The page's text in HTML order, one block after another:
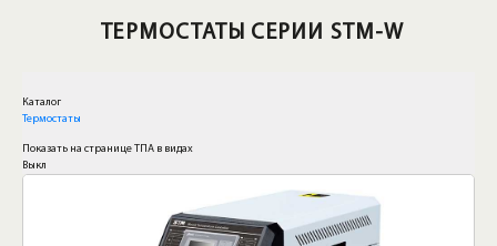
ТЕРМОСТАТЫ СЕРИИ STM-W
Каталог
Термостаты
Показать на странице ТПА в видах
Выкл